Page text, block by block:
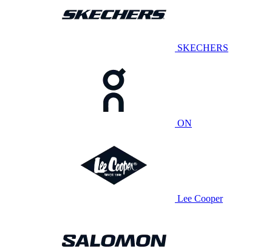
SKECHERS
ON
Lee Cooper